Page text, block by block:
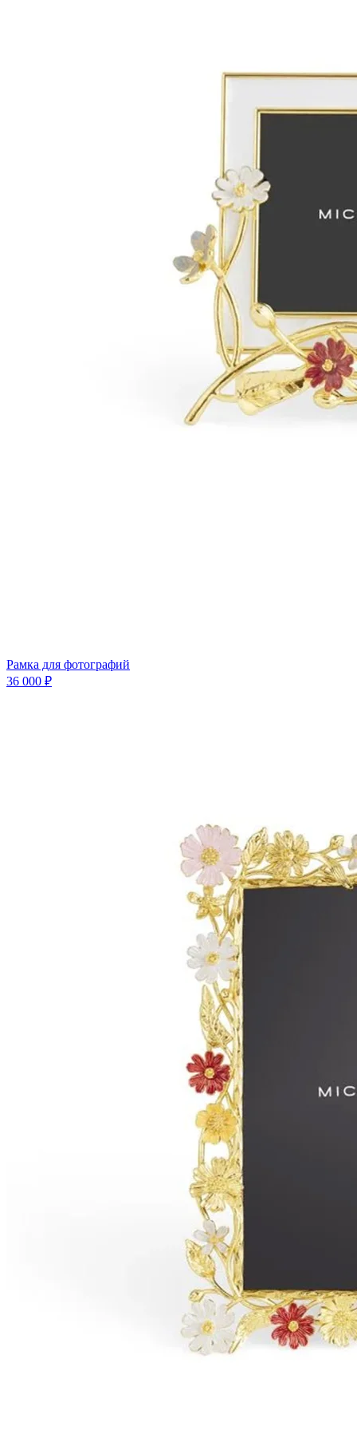
Рамка для фотографий
36 000 ₽